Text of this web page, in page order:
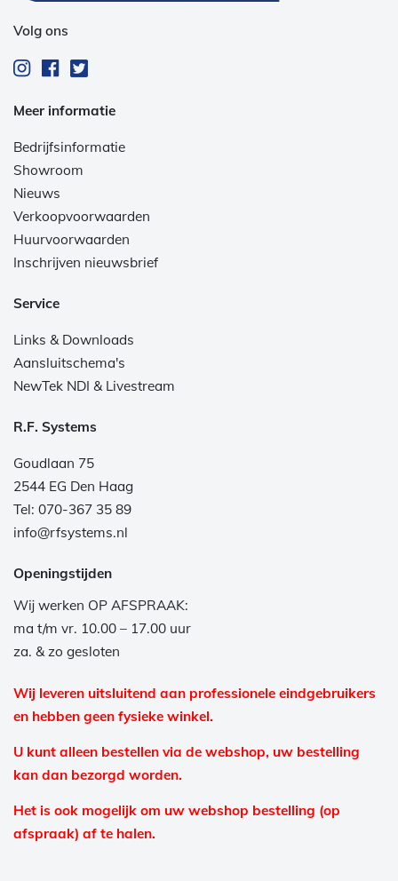
Volg ons
Meer informatie
Bedrijfsinformatie
Showroom
Nieuws
Verkoopvoorwaarden
Huurvoorwaarden
Inschrijven nieuwsbrief
Service
Links & Downloads
Aansluitschema's
NewTek NDI & Livestream
R.F. Systems
Goudlaan 75
2544 EG Den Haag
Tel: 070-367 35 89
info@rfsystems.nl
Openingstijden
Wij werken OP AFSPRAAK:
ma t/m vr. 10.00 – 17.00 uur
za. & zo gesloten
Wij leveren uitsluitend aan professionele eindgebruikers
en hebben geen fysieke winkel.
U kunt alleen bestellen via de webshop, uw bestelling
kan dan bezorgd worden.
Het is ook mogelijk om uw webshop bestelling (op
afspraak) af te halen.